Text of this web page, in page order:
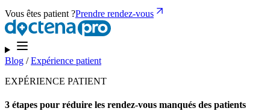
Vous êtes patient ?Prendre rendez-vous
Blog /Expérience patient
EXPÉRIENCE PATIENT
3 étapes pour réduire les rendez-vous manqués des patients